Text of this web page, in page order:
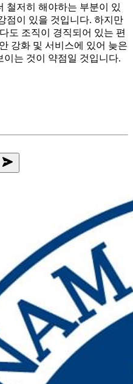
철저히 해야하는 부분이 있
점이 있을 것입니다. 하지만
도 조직이 경직되어 있는 편
강화 및 서비스에 있어 늦은
는 것이 약점일 것입니다.